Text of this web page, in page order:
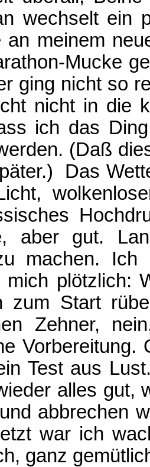
wechselt ein
an meinem
Mucke
ging nicht so
nicht in die
ich das
(Daß
Das
aber gut.
machen. Ich
mich plötzlich:
zum Start
Zehner,
Vorbereitung.
Test aus
alles gut,
abbrechen
war ich
ganz